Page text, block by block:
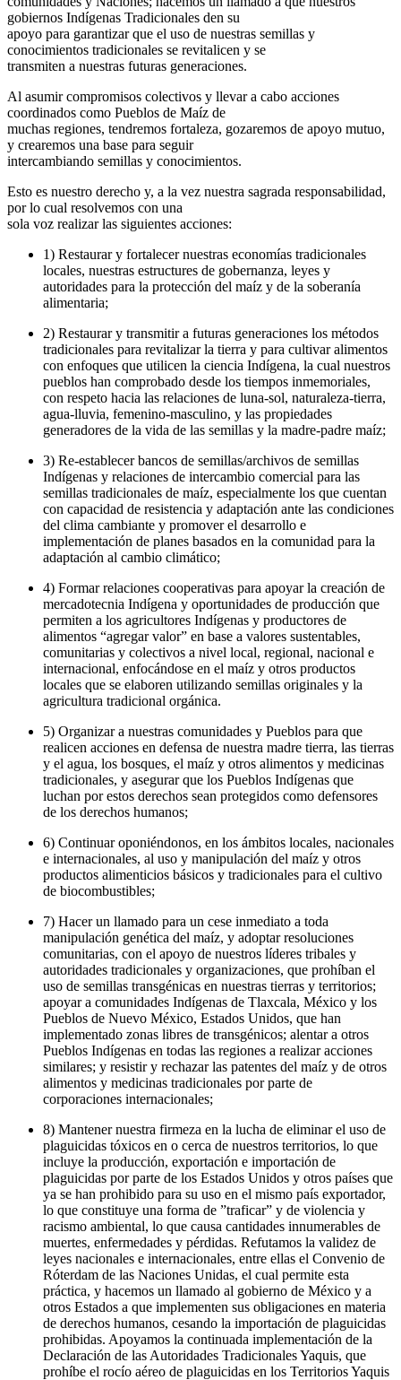
gobiernos Indígenas Tradicionales den su
apoyo para garantizar que el uso de nuestras semillas y
conocimientos tradicionales se revitalicen y se
transmiten a nuestras futuras generaciones.
Al asumir compromisos colectivos y llevar a cabo acciones
coordinados como Pueblos de Maíz de
muchas regiones, tendremos fortaleza, gozaremos de apoyo mutuo,
y crearemos una base para seguir
intercambiando semillas y conocimientos.
Esto es nuestro derecho y, a la vez nuestra sagrada responsabilidad,
por lo cual resolvemos con una
sola voz realizar las siguientes acciones:
1) Restaurar y fortalecer nuestras economías tradicionales
locales, nuestras estructures de gobernanza, leyes y
autoridades para la protección del maíz y de la soberanía
alimentaria;
2) Restaurar y transmitir a futuras generaciones los métodos
tradicionales para revitalizar la tierra y para cultivar alimentos
con enfoques que utilicen la ciencia Indígena, la cual nuestros
pueblos han comprobado desde los tiempos inmemoriales,
con respeto hacia las relaciones de luna-sol, naturaleza-tierra,
agua-lluvia, femenino-masculino, y las propiedades
generadores de la vida de las semillas y la madre-padre maíz;
3) Re-establecer bancos de semillas/archivos de semillas
Indígenas y relaciones de intercambio comercial para las
semillas tradicionales de maíz, especialmente los que cuentan
con capacidad de resistencia y adaptación ante las condiciones
del clima cambiante y promover el desarrollo e
implementación de planes basados en la comunidad para la
adaptación al cambio climático;
4) Formar relaciones cooperativas para apoyar la creación de
mercadotecnia Indígena y oportunidades de producción que
permiten a los agricultores Indígenas y productores de
alimentos “agregar valor” en base a valores sustentables,
comunitarias y colectivos a nivel local, regional, nacional e
internacional, enfocándose en el maíz y otros productos
locales que se elaboren utilizando semillas originales y la
agricultura tradicional orgánica.
5) Organizar a nuestras comunidades y Pueblos para que
realicen acciones en defensa de nuestra madre tierra, las tierras
y el agua, los bosques, el maíz y otros alimentos y medicinas
tradicionales, y asegurar que los Pueblos Indígenas que
luchan por estos derechos sean protegidos como defensores
de los derechos humanos;
6) Continuar oponiéndonos, en los ámbitos locales, nacionales
e internacionales, al uso y manipulación del maíz y otros
productos alimenticios básicos y tradicionales para el cultivo
de biocombustibles;
7) Hacer un llamado para un cese inmediato a toda
manipulación genética del maíz, y adoptar resoluciones
comunitarias, con el apoyo de nuestros líderes tribales y
autoridades tradicionales y organizaciones, que prohíban el
uso de semillas transgénicas en nuestras tierras y territorios;
apoyar a comunidades Indígenas de Tlaxcala, México y los
Pueblos de Nuevo México, Estados Unidos, que han
implementado zonas libres de transgénicos; alentar a otros
Pueblos Indígenas en todas las regiones a realizar acciones
similares; y resistir y rechazar las patentes del maíz y de otros
alimentos y medicinas tradicionales por parte de
corporaciones internacionales;
8) Mantener nuestra firmeza en la lucha de eliminar el uso de
plaguicidas tóxicos en o cerca de nuestros territorios, lo que
incluye la producción, exportación e importación de
plaguicidas por parte de los Estados Unidos y otros países que
ya se han prohibido para su uso en el mismo país exportador,
lo que constituye una forma de ”traficar” y de violencia y
racismo ambiental, lo que causa cantidades innumerables de
muertes, enfermedades y pérdidas. Refutamos la validez de
leyes nacionales e internacionales, entre ellas el Convenio de
Róterdam de las Naciones Unidas, el cual permite esta
práctica, y hacemos un llamado al gobierno de México y a
otros Estados a que implementen sus obligaciones en materia
de derechos humanos, cesando la importación de plaguicidas
prohibidas. Apoyamos la continuada implementación de la
Declaración de las Autoridades Tradicionales Yaquis, que
prohíbe el rocío aéreo de plaguicidas en los Territorios Yaquis